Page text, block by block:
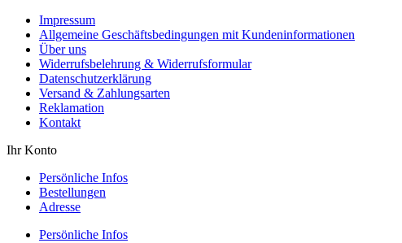
Impressum
Allgemeine Geschäftsbedingungen mit Kundeninformationen
Über uns
Widerrufsbelehrung & Widerrufsformular
Datenschutzerklärung
Versand & Zahlungsarten
Reklamation
Kontakt
Ihr Konto
Persönliche Infos
Bestellungen
Adresse
Persönliche Infos